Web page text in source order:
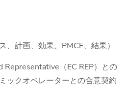
、計画、効果、PMCF、結果）
Representative（EC REP）との
ックオペレーターとの合意契約